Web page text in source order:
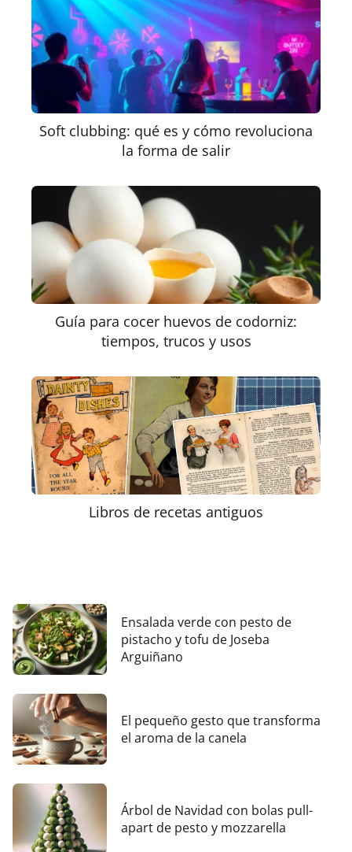
Soft clubbing: qué es y cómo revoluciona
la forma de salir
Guía para cocer huevos de codorniz:
tiempos, trucos y usos
Libros de recetas antiguos
Ensalada verde con pesto de
pistacho y tofu de Joseba
Arguiñano
El pequeño gesto que transforma
el aroma de la canela
Árbol de Navidad con bolas pull-
apart de pesto y mozzarella